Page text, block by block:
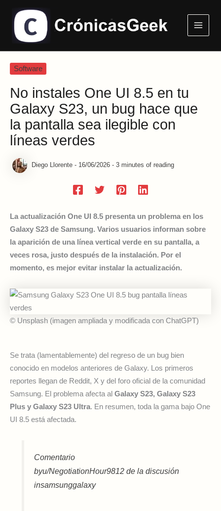
contenido
Menu
Software
No instales One UI 8.5 en tu
Galaxy S23, un bug hace que
la pantalla sea ilegible con
líneas verdes
Diego Llorente - 16/06/2026 - 3 minutes of reading
La actualización One UI 8.5 presenta un problema en los
Galaxy S23 de Samsung. Varios usuarios informan sobre
la aparición de una línea vertical verde en su pantalla, a
veces rosa, justo después de la instalación. Por el
momento, es mejor evitar instalar la actualización.
© Unsplash (imagen ampliada y modificada con ChatGPT)
Se trata (lamentablemente) del regreso de un bug bien
conocido en modelos anteriores de Galaxy. Los primeros
reportes llegan de Reddit, X y del foro oficial de la comunidad
Samsung. El problema afecta al Galaxy S23, Galaxy S23
Plus y Galaxy S23 Ultra. En resumen, toda la gama bajo One
UI 8.5 está afectada.
Comentario
byu/NegotiationHour9812 de la discusión
insamsunggalaxy